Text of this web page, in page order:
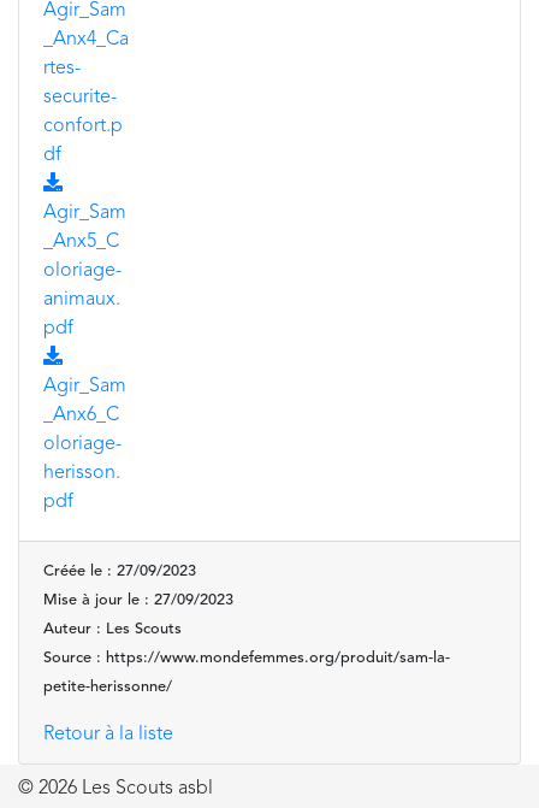
Agir_Sam
_Anx4_Ca
rtes-
securite-
confort.p
df
Agir_Sam
_Anx5_C
oloriage-
animaux.
pdf
Agir_Sam
_Anx6_C
oloriage-
herisson.
pdf
Créée le : 27/09/2023
Mise à jour le : 27/09/2023
Auteur : Les Scouts
Source : https://www.mondefemmes.org/produit/sam-la-
petite-herissonne/
Retour à la liste
© 2026 Les Scouts asbl